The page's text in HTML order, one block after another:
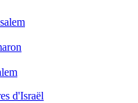
d'Israël